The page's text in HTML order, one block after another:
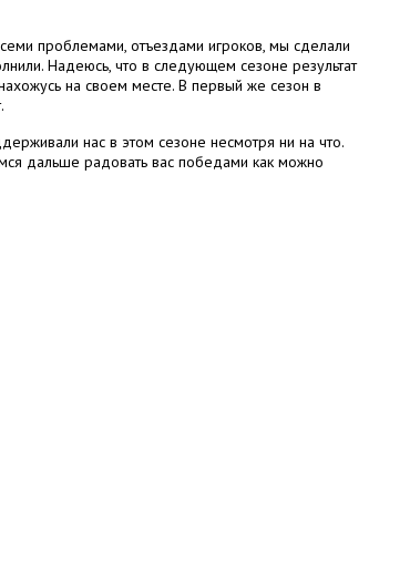
проблемами, отъездами игроков, мы сделали
Надеюсь, что в следующем сезоне результат
на своем месте. В первый же сезон в
нас в этом сезоне несмотря ни на что.
дальше радовать вас победами как можно